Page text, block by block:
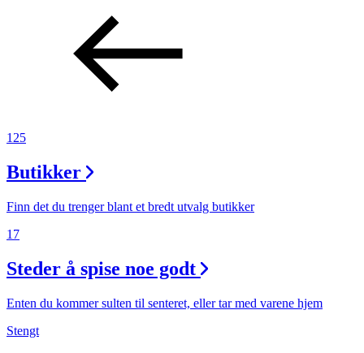
125
Butikker
Finn det du trenger blant et bredt utvalg butikker
17
Steder å spise noe godt
Enten du kommer sulten til senteret, eller tar med varene hjem
Stengt